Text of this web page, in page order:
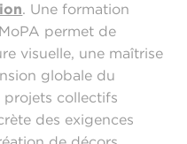
. Une formation
permet de
visuelle, une maîtrise
globale du
collectifs
des exigences